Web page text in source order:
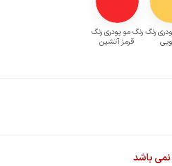
رنگ رنگ مو پودری رنگ
قرمز آتشین
نمی باشد